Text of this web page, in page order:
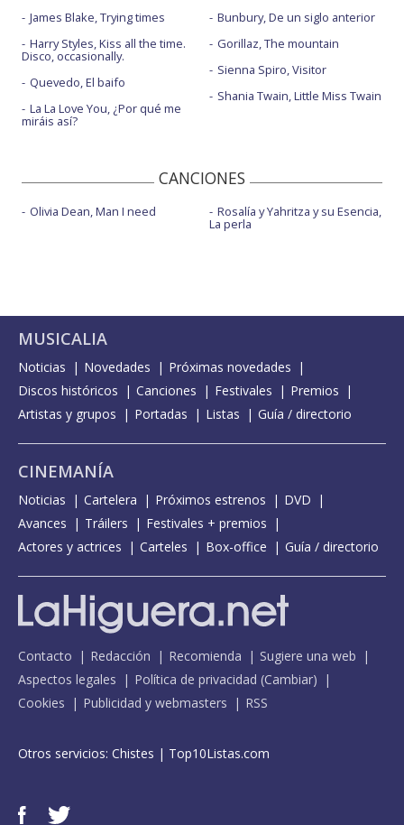
James Blake, Trying times
Harry Styles, Kiss all the time.
Disco, occasionally.
Quevedo, El baifo
La La Love You, ¿Por qué me
miráis así?
Bunbury, De un siglo anterior
Gorillaz, The mountain
Sienna Spiro, Visitor
Shania Twain, Little Miss Twain
CANCIONES
Olivia Dean, Man I need Rosalía y Yahritza y su Esencia,
La perla
MUSICALIA
Noticias Novedades
Próximas novedades
Discos históricos
Canciones Festivales
Premios
Artistas y grupos
Portadas Listas Guía / directorio
CINEMANÍA
Noticias Cartelera Próximos estrenos
DVD
Avances
Tráilers
Festivales + premios
Actores y actrices
Carteles Box-office Guía / directorio
Contacto Redacción Recomienda
Sugiere una web
Aspectos legales
Política de privacidad (Cambiar)
Cookies
Publicidad y webmasters RSS
Otros servicios: Chistes | Top10Listas.com